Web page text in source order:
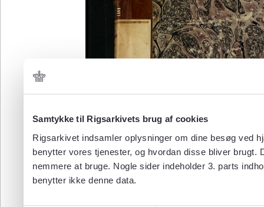
Samtykke til Rigsarkivets brug af cookies
Rigsarkivet indsamler oplysninger om dine besøg ved
benytter vores tjenester, og hvordan disse bliver
nemmere at bruge. Nogle sider indeholder 3. parts
benytter ikke denne data.